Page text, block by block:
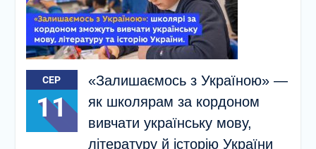
СЕР
11
«Залишаємось з Україною» —
як школярам за кордоном
вивчати українську мову,
літературу й історію України